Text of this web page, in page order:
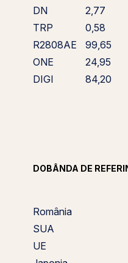
DN
2,77
TRP
0,58
R2808AE
99,65
ONE
24,95
DIGI
84,20
DOBÂNDA DE
România
SUA
UE